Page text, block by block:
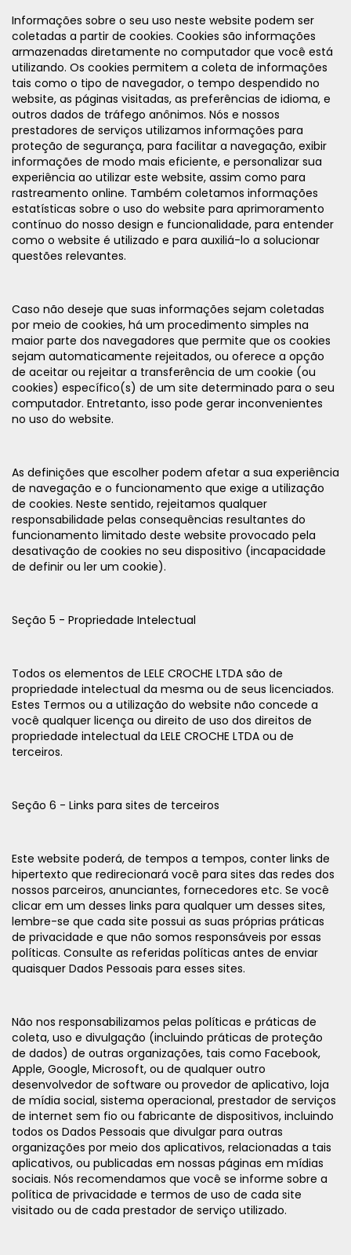
Informações sobre o seu uso neste website podem ser
coletadas a partir de cookies. Cookies são informações
armazenadas diretamente no computador que você está
utilizando. Os cookies permitem a coleta de informações
tais como o tipo de navegador, o tempo despendido no
website, as páginas visitadas, as preferências de idioma, e
outros dados de tráfego anônimos. Nós e nossos
prestadores de serviços utilizamos informações para
proteção de segurança, para facilitar a navegação, exibir
informações de modo mais eficiente, e personalizar sua
experiência ao utilizar este website, assim como para
rastreamento online. Também coletamos informações
estatísticas sobre o uso do website para aprimoramento
contínuo do nosso design e funcionalidade, para entender
como o website é utilizado e para auxiliá-lo a solucionar
questões relevantes.
Caso não deseje que suas informações sejam coletadas
por meio de cookies, há um procedimento simples na
maior parte dos navegadores que permite que os cookies
sejam automaticamente rejeitados, ou oferece a opção
de aceitar ou rejeitar a transferência de um cookie (ou
cookies) específico(s) de um site determinado para o seu
computador. Entretanto, isso pode gerar inconvenientes
no uso do website.
As definições que escolher podem afetar a sua experiência
de navegação e o funcionamento que exige a utilização
de cookies. Neste sentido, rejeitamos qualquer
responsabilidade pelas consequências resultantes do
funcionamento limitado deste website provocado pela
desativação de cookies no seu dispositivo (incapacidade
de definir ou ler um cookie).
Seção 5 - Propriedade Intelectual
Todos os elementos de LELE CROCHE LTDA são de
propriedade intelectual da mesma ou de seus licenciados.
Estes Termos ou a utilização do website não concede a
você qualquer licença ou direito de uso dos direitos de
propriedade intelectual da LELE CROCHE LTDA ou de
terceiros.
Seção 6 - Links para sites de terceiros
Este website poderá, de tempos a tempos, conter links de
hipertexto que redirecionará você para sites das redes dos
nossos parceiros, anunciantes, fornecedores etc. Se você
clicar em um desses links para qualquer um desses sites,
lembre-se que cada site possui as suas próprias práticas
de privacidade e que não somos responsáveis por essas
políticas. Consulte as referidas políticas antes de enviar
quaisquer Dados Pessoais para esses sites.
Não nos responsabilizamos pelas políticas e práticas de
coleta, uso e divulgação (incluindo práticas de proteção
de dados) de outras organizações, tais como Facebook,
Apple, Google, Microsoft, ou de qualquer outro
desenvolvedor de software ou provedor de aplicativo, loja
de mídia social, sistema operacional, prestador de serviços
de internet sem fio ou fabricante de dispositivos, incluindo
todos os Dados Pessoais que divulgar para outras
organizações por meio dos aplicativos, relacionadas a tais
aplicativos, ou publicadas em nossas páginas em mídias
sociais. Nós recomendamos que você se informe sobre a
política de privacidade e termos de uso de cada site
visitado ou de cada prestador de serviço utilizado.